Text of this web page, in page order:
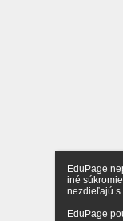
EduPage
iné
nezdieľajú s
EduPage